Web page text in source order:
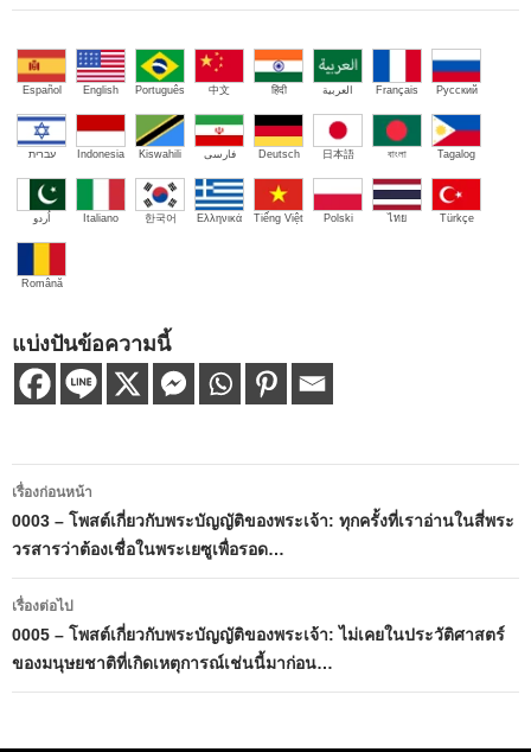
Español English Português 中文 हिंदी العربية Français Русский
עברית Indonesia Kiswahili فارسی Deutsch 日本語 বাংলা Tagalog
اُردو Italiano 한국어 Ελληνικά Tiếng Việt Polski ไทย Türkçe
Română
แบ่งปันข้อความนี้
เมนู
นำทาง
เรื่อง
เรื่องก่อนหน้า
0003 – โพสต์เกี่ยวกับพระบัญญัติของพระเจ้า: ทุกครั้งที่เราอ่านในสี่พระ
วรสารว่าต้องเชื่อในพระเยซูเพื่อรอด…
เรื่องต่อไป
0005 – โพสต์เกี่ยวกับพระบัญญัติของพระเจ้า: ไม่เคยในประวัติศาสตร์
ของมนุษยชาติที่เกิดเหตุการณ์เช่นนี้มาก่อน…